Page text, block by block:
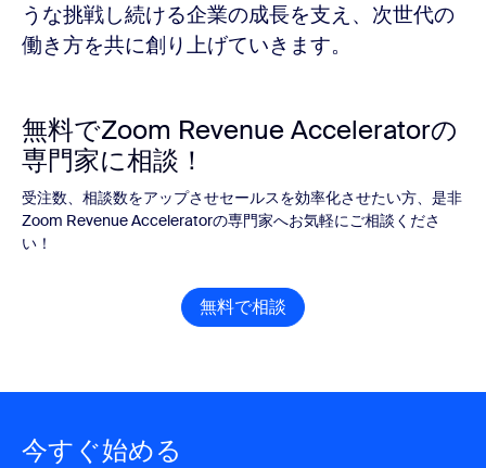
うな挑戦し続ける企業の成長を支え、次世代の
働き方を共に創り上げていきます。
無料でZoom Revenue Acceleratorの
専門家に相談！
受注数、相談数をアップさせセールスを効率化させたい方、是非
Zoom Revenue Acceleratorの専門家へお気軽にご相談くださ
い！
無料で相談 無料で相談
今すぐ始める